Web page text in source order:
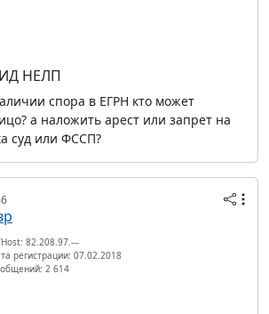
НЕЛП
спора в ЕГРН кто может
а наложить арест или запрет на
суд или ФССП?
82.208.97.---
регистрации: 07.02.2018
2 614